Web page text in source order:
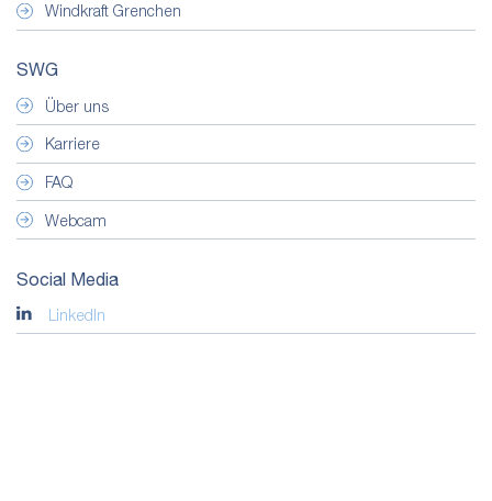
Windkraft Grenchen
SWG
Über uns
Karriere
FAQ
Webcam
Social Media
LinkedIn